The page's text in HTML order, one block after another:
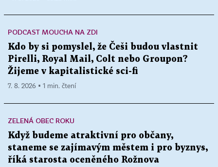
PODCAST MOUCHA NA ZDI
Kdo by si pomyslel, že Češi budou vlastnit
Pirelli, Royal Mail, Colt nebo Groupon?
Žijeme v kapitalistické sci-fi
7. 8. 2026 ▪ 1 min. čtení
ZELENÁ OBEC ROKU
Když budeme atraktivní pro občany,
staneme se zajímavým městem i pro byznys,
říká starosta oceněného Rožnova